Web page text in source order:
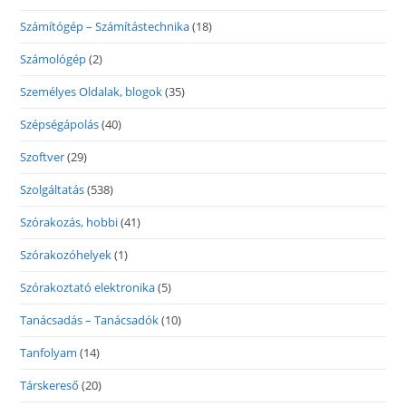
Számítógép – Számítástechnika(18)
Számológép(2)
Személyes Oldalak, blogok(35)
Szépségápolás(40)
Szoftver(29)
Szolgáltatás(538)
Szórakozás, hobbi(41)
Szórakozóhelyek(1)
Szórakoztató elektronika(5)
Tanácsadás – Tanácsadók(10)
Tanfolyam (14)
Társkereső (20)